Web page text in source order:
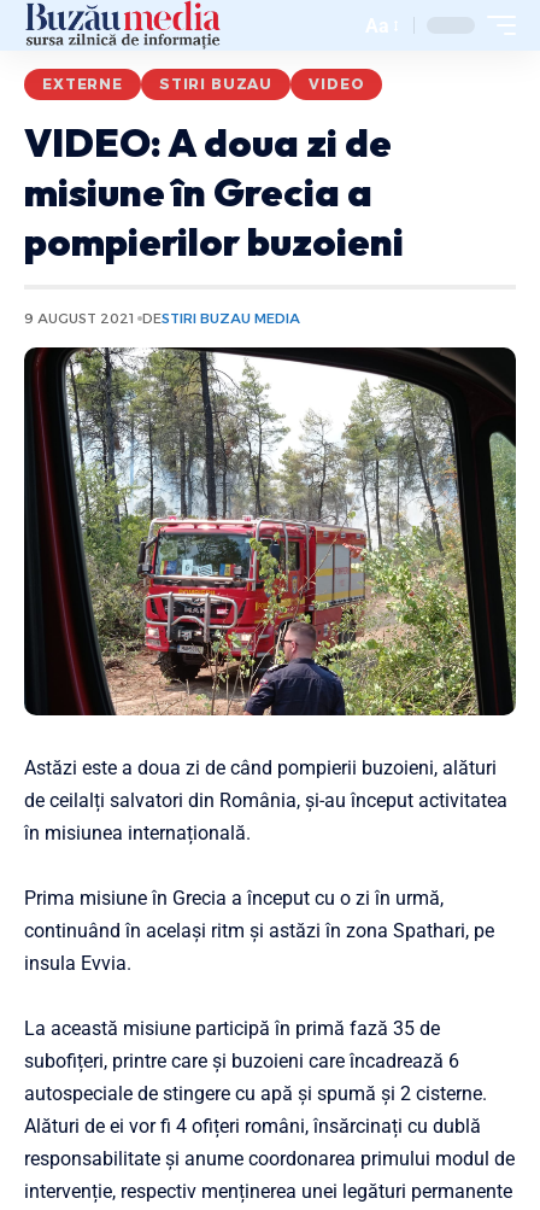
Aa
EXTERNE STIRI BUZAU VIDEO
VIDEO: A doua zi de
misiune în Grecia a
pompierilor buzoieni
9 AUGUST 2021 DESTIRI BUZAU MEDIA
Astăzi este a doua zi de când pompierii buzoieni, alături
de ceilalți salvatori din România, și-au început activitatea
în misiunea internațională.
Prima misiune în Grecia a început cu o zi în urmă,
continuând în același ritm și astăzi în zona Spathari, pe
insula Evvia.
La această misiune participă în primă fază 35 de
subofițeri, printre care și buzoieni care încadrează 6
autospeciale de stingere cu apă și spumă și 2 cisterne.
Alături de ei vor fi 4 ofițeri români, însărcinați cu dublă
responsabilitate și anume coordonarea primului modul de
intervenție, respectiv menținerea unei legături permanente